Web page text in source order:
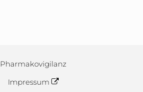
Pharmakovigilanz
Impressum